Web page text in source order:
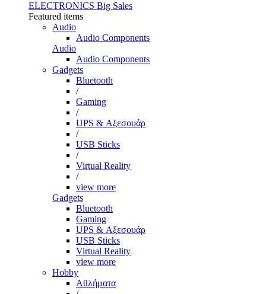
ELECTRONICS Big Sales
Featured items
Audio
Audio Components
Audio
Audio Components
Gadgets
Bluetooth
/
Gaming
/
UPS & Αξεσουάρ
/
USB Sticks
/
Virtual Reality
/
view more
Gadgets
Bluetooth
Gaming
UPS & Αξεσουάρ
USB Sticks
Virtual Reality
view more
Hobby
Αθλήματα